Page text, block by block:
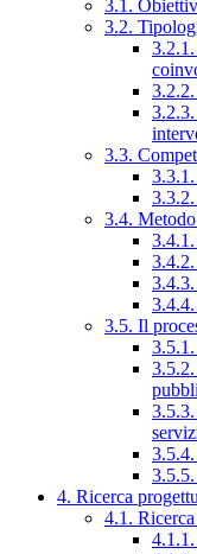
3.1.
3.2.
3.3.
3.4.
3.5. Il
4. Ricerca
4.1.